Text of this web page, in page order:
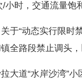
小时，交通流量饱
“动态实行限时禁
全路段禁止调头
道“水岸沙湾”小